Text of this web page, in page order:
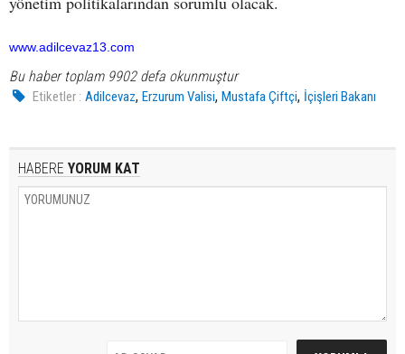
www.adilcevaz13.com
Bu haber toplam 9902 defa okunmuştur
Etiketler : Adilcevaz,Erzurum Valisi,Mustafa Çiftçi, İçişleri Bakanı
HABERE YORUM KAT